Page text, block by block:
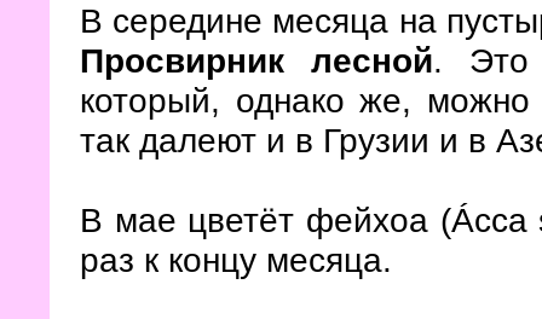
В середине месяца на
Просвирник лесной. Это
который, однако же,
так далеют и в Грузии и в
В мае цветёт фейхоа (Ácca
раз к концу месяца.